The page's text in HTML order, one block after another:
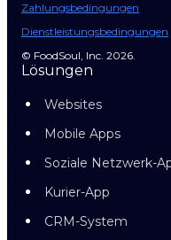
Zahlungsbedingungen
Dienstleistungsbedingungen
© FoodSoul, Inc. 2026.
Lösungen
Websites
Mobile Apps
Soziale Netzwerk-
Kurier-App
CRM-System